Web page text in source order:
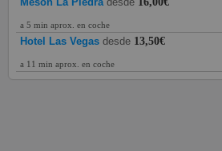
a 5 min aprox. en coche
Hotel Las Vegas desde 13,50€
a 11 min aprox. en coche